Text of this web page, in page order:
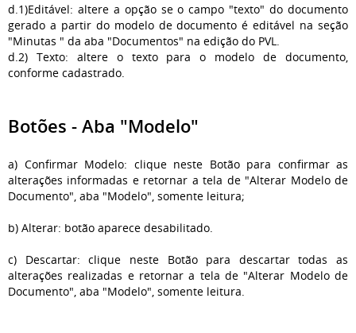
d.1)Editável: altere a opção se o campo "texto" do documento
gerado a partir do modelo de documento é editável na seção
"Minutas " da aba "Documentos" na edição do PVL.
d.2) Texto: altere o texto para o modelo de documento,
conforme cadastrado.
Botões - Aba "Modelo"
a) Confirmar Modelo: clique neste Botão para confirmar as
alterações informadas e retornar a tela de "Alterar Modelo de
Documento", aba "Modelo", somente leitura;
b) Alterar: botão aparece desabilitado.
c) Descartar: clique neste Botão para descartar todas as
alterações realizadas e retornar a tela de "Alterar Modelo de
Documento", aba "Modelo", somente leitura.